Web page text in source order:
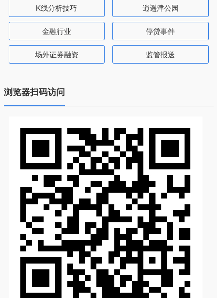
K线分析技巧 逍遥津公园
金融行业 停贷事件
场外证券融资 监管报送
浏览器扫码访问